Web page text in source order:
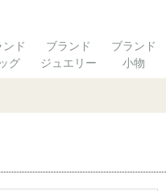
ンド
グ
ブランド
ジュエリー
ブランド
小物